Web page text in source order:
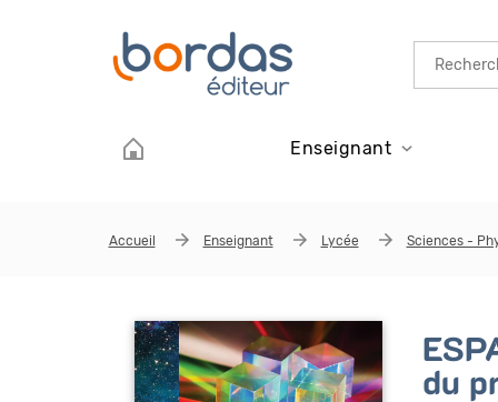
Aller au contenu principal
Enseignant
Accueil Enseignant Lycée Sciences -
du